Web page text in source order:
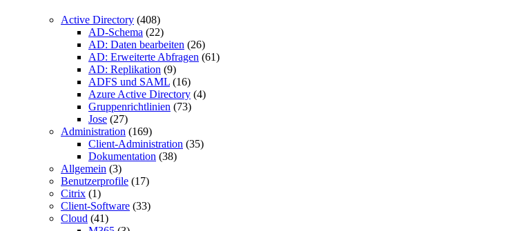
Active Directory (408)
AD-Schema (22)
AD: Daten bearbeiten (26)
AD: Erweiterte Abfragen (61)
AD: Replikation (9)
ADFS und SAML (16)
Azure Active Directory (4)
Gruppenrichtlinien (73)
Jose (27)
Administration (169)
Client-Administration (35)
Dokumentation (38)
Allgemein (3)
Benutzerprofile (17)
Citrix (1)
Client-Software (33)
Cloud (41)